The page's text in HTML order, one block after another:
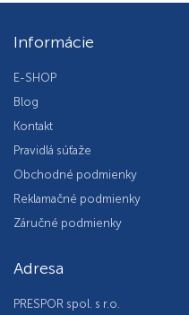
Informácie
E-SHOP
Blog
Kontakt
Pravidlá súťaže
Obchodné podmienky
Reklamačné podmienky
Záručné podmienky
Adresa
PRESPOR spol. s r.o.